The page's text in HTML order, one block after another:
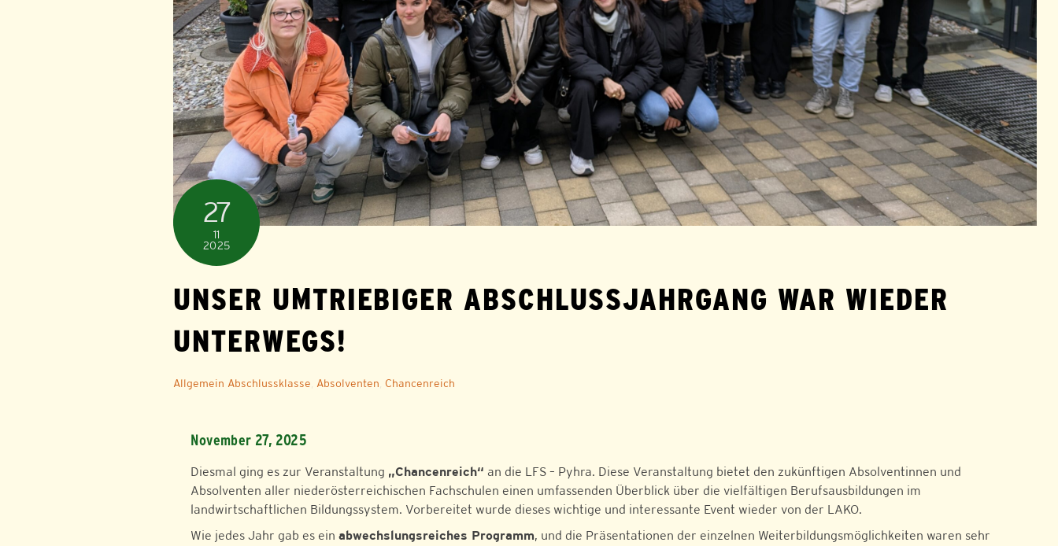
27
11
2025
UNSER UMTRIEBIGER ABSCHLUSSJAHRGANG WAR WIEDER
UNTERWEGS!
Allgemein Abschlussklasse Absolventen Chancenreich
November 27, 2025
Diesmal ging es zur Veranstaltung „Chancenreich“ an die LFS – Pyhra. Diese Veranstaltung bietet den zukünftigen Absolventinnen und
Absolventen aller niederösterreichischen Fachschulen einen umfassenden Überblick über die vielfältigen Berufsausbildungen im
landwirtschaftlichen Bildungssystem. Vorbereitet wurde dieses wichtige und interessante Event wieder von der LAKO.
Wie jedes Jahr gab es einabwechslungsreiches Programm, und die Präsentationen der einzelnen Weiterbildungsmöglichkeiten waren sehr